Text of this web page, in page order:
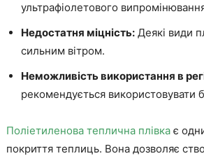
ультрафіолетового
Недостатня міцність: Деякі види
сильним вітром.
Неможливість використання в
рекомендується використовувати
Поліетиленова теплична плівка є
покриття теплиць. Вона дозволяє